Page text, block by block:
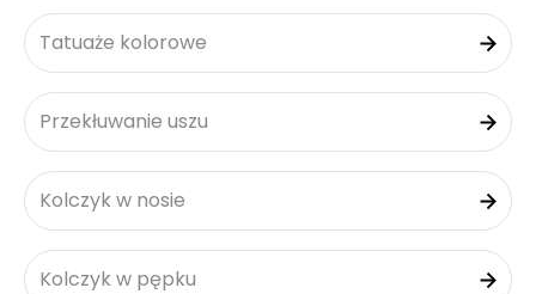
Tatuaże kolorowe
Przekłuwanie uszu
Kolczyk w nosie
Kolczyk w pępku